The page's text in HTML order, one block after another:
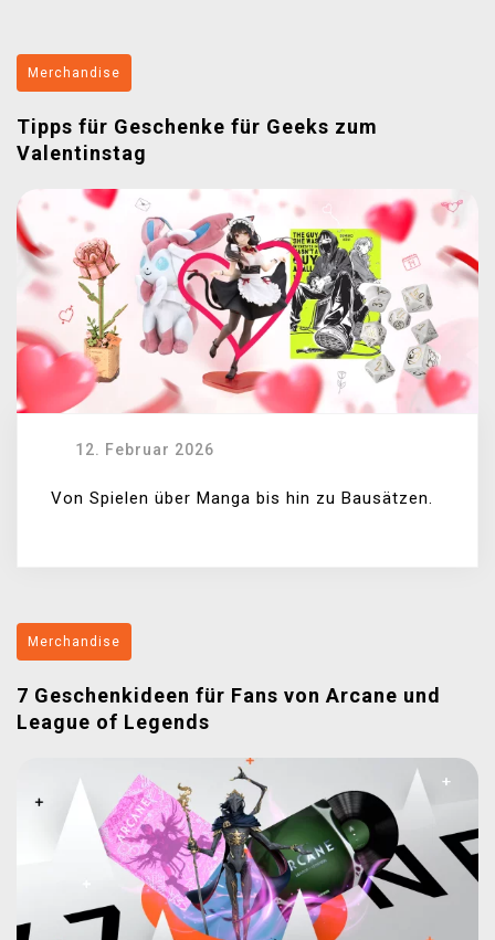
Merchandise
Tipps für Geschenke für Geeks zum
Valentinstag
12. Februar 2026
Von Spielen über Manga bis hin zu Bausätzen.
Merchandise
7 Geschenkideen für Fans von Arcane und
League of Legends